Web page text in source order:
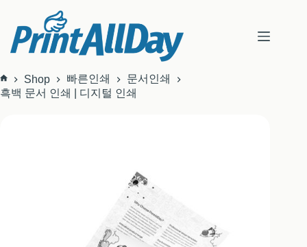
너
뛰
홈
Shop 빠른인쇄
문서인쇄
흑백 문서 인쇄 | 디지털 인쇄